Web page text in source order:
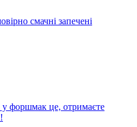
смачні запечені
у форшмак це, отримаєте